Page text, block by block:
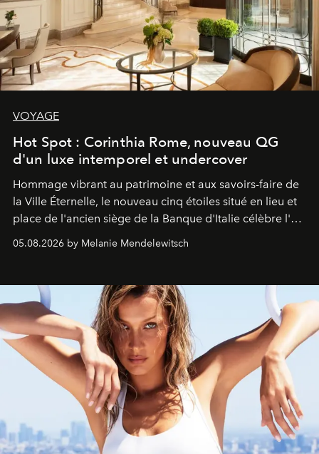
VOYAGE
Hot Spot : Corinthia Rome, nouveau QG
d'un luxe intemporel et undercover
Hommage vibrant au patrimoine et aux savoirs-faire de
la Ville Éternelle, le nouveau cinq étoiles situé en lieu et
place de l'ancien siège de la Banque d'Italie célèbre l'art
de vivre Romain dans toute son élégance intemporelle.
05.08.2026 by Melanie Mendelewitsch